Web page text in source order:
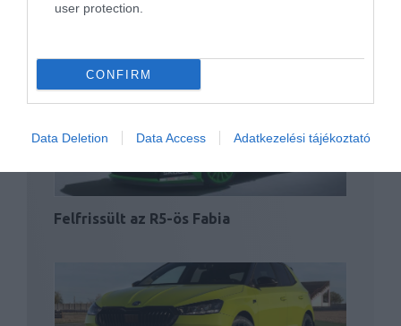
user protection.
CONFIRM
Data Deletion Data Access Adatkezelési tájékoztató
Felfrissült az R5-ös Fabia